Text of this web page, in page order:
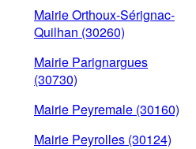
Mairie Orthoux-Sérignac-
Quilhan (30260)
Mairie Parignargues
(30730)
Mairie Peyremale (30160)
Mairie Peyrolles (30124)